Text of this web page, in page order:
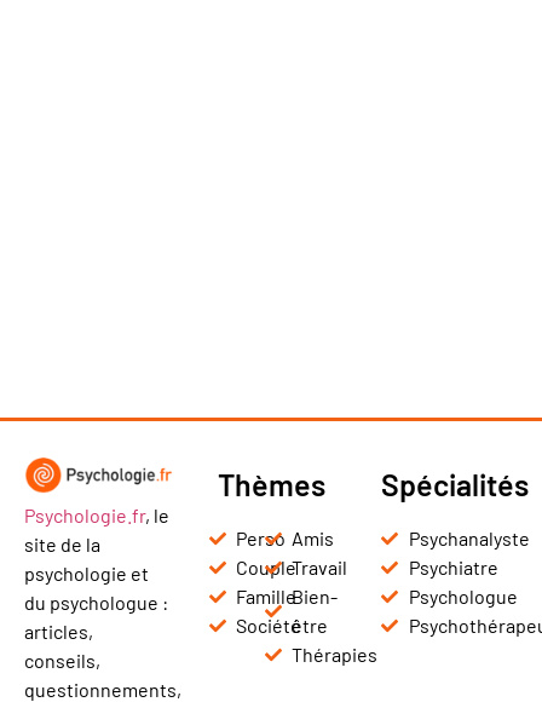
Psychologie.fr, le
site de la
psychologie et
du psychologue :
articles,
conseils,
questionnements,
Thèmes
Perso
Couple
Famille
Société
Amis
Travail
Bien-
être
Thérapies
Spécialités
Psychanalyste
Psychiatre
Psychologue